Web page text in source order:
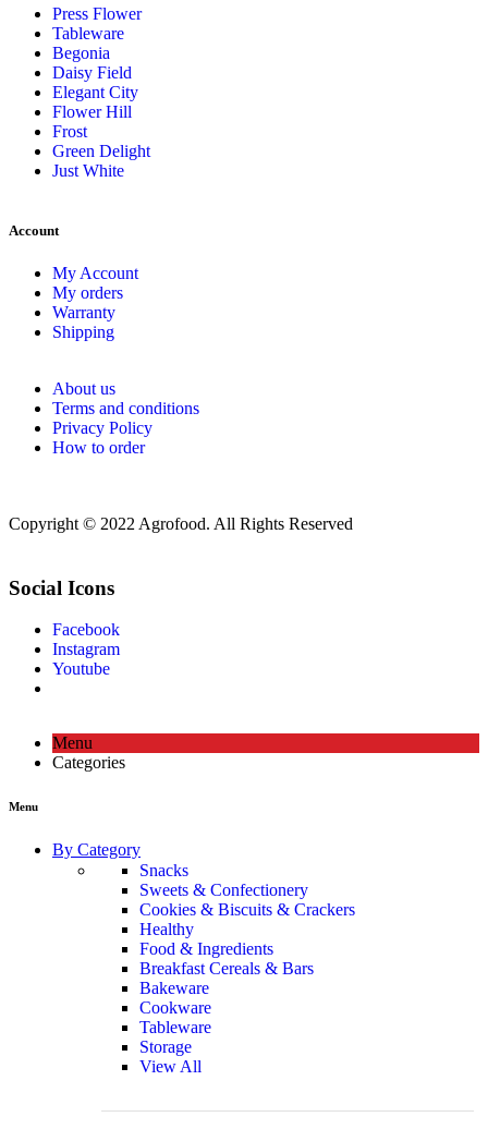
Press Flower
Tableware
Begonia
Daisy Field
Elegant City
Flower Hill
Frost
Green Delight
Just White
Account
My Account
My orders
Warranty
Shipping
About us
Terms and conditions
Privacy Policy
How to order
Copyright © 2022 Agrofood. All Rights Reserved
Social Icons
Facebook
Instagram
Youtube
Menu
Categories
Menu
By Category
Snacks
Sweets & Confectionery
Cookies & Biscuits & Crackers
Healthy
Food & Ingredients
Breakfast Cereals & Bars
Bakeware
Cookware
Tableware
Storage
View All